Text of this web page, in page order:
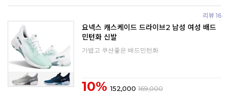
리뷰 16
요넥스 캐스케이드 드라이브2 남성 여성 배드
민턴화 신발
가볍고 쿠션좋은 배드민턴화
10% 152,000 169,000